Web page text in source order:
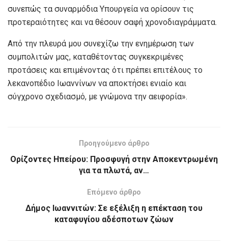
συνεπώς τα συναρμόδια Υπουργεία να ορίσουν τις
προτεραιότητες και να θέσουν σαφή χρονοδιαγράμματα.
Από την πλευρά μου συνεχίζω την ενημέρωση των
συμπολιτών μας, καταθέτοντας συγκεκριμένες
προτάσεις και επιμένοντας ότι πρέπει επιτέλους το
λεκανοπέδιο Ιωαννίνων να αποκτήσει ενιαίο και
σύγχρονο σχεδιασμό, με γνώμονα την αειφορία».
Προηγούμενο άρθρο
Ορίζοντες Ηπείρου: Προσφυγή στην Αποκεντρωμένη
για τα πλωτά, αν…
Επόμενο άρθρο
Δήμος Ιωαννιτών: Σε εξέλιξη η επέκταση του
καταφυγίου αδέσποτων ζώων